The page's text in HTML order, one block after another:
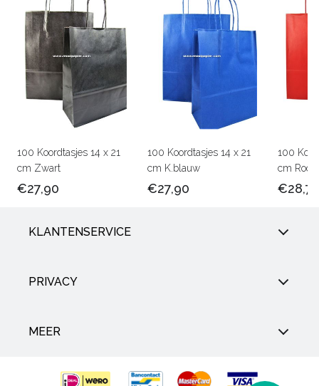
100 Koordtasjes 14 x 21
cm Zwart
€27,90
100 Koordtasjes 14 x 21
cm K.blauw
€27,90
100
cm Rood
€28,75
KLANTENSERVICE
PRIVACY
MEER